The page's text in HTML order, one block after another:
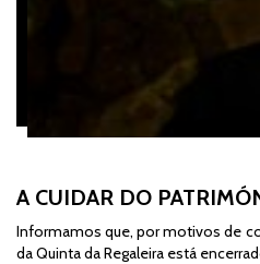
A CUIDAR DO
Informamos que, por motivos de
da Quinta da Regaleira está